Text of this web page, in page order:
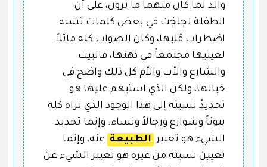
والد لما كان منهما ما ترون، على أن
الطفلة لجلجْت في بعض كلمات تشبه
اضطراب قلبها، وكان الصواب كله ماثلاً
لعينيها مجتمعاً في ذهنها، فالبيت
والشارع والأب والأم كل ذلك واضح في
خيالها، ولكن الذي استبهم عليها هو
تحديدُ نسبته إلى هذا الوجود الذي تراه كله
بيوتاً وشوارع ورجالاً ونساء. وإنما تحديد
الشيء هو تعبير الطبيعة عنه، وإنما
تعيين نسبته من غيره هو تعبير الشيء عن